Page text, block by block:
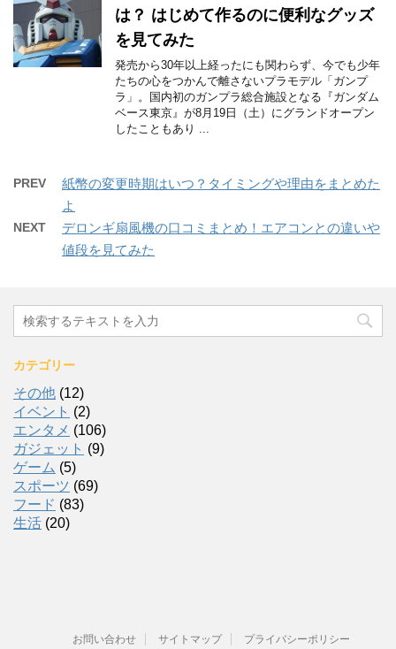
は？ はじめて作るのに便利なグッズ
を見てみた
発売から30年以上経ったにも関わらず、今でも少年
たちの心をつかんで離さないプラモデル「ガンプ
ラ」。国内初のガンプラ総合施設となる『ガンダム
ベース東京』が8月19日（土）にグランドオープン
したこともあり ...
PREV
紙幣の変更時期はいつ？タイミングや理由をまとめた
よ
NEXT
デロンギ扇風機の口コミまとめ！エアコンとの違いや
値段を見てみた
カテゴリー
その他 (12)
イベント (2)
エンタメ (106)
ガジェット (9)
ゲーム (5)
スポーツ (69)
フード (83)
生活 (20)
お問い合わせ サイトマップ プライバシーポリシー